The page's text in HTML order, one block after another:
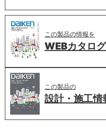
この製品の情報を
WEBカタロ
この製品の
設計・施工情